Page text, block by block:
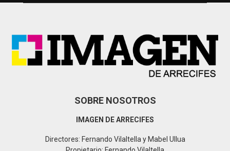
H
SOBRE NOSOTROS
IMAGEN DE ARRECIFES
Directores: Fernando Vilaltella y Mabel Ullua